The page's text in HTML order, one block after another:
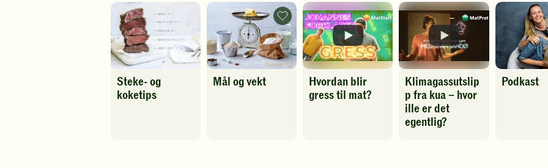
Steke- og
koketips
Mål og vekt
Mål
og
vekt
-
legg
til
Hvordan blir
gress til mat?
Klimagassutslip
p fra kua – hvor
ille er det
egentlig?
Podkast